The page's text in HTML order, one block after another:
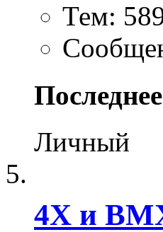
Тем:
Личный
4X и